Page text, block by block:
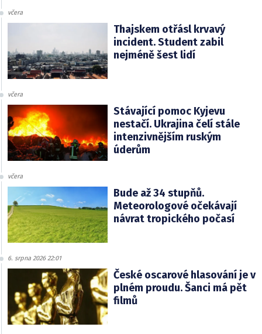
včera
Thajskem otřásl krvavý
incident. Student zabil
nejméně šest lidí
včera
Stávající pomoc Kyjevu
nestačí. Ukrajina čelí stále
intenzivnějším ruským
úderům
včera
Bude až 34 stupňů.
Meteorologové očekávají
návrat tropického počasí
6. srpna 2026 22:01
České oscarové hlasování je v
plném proudu. Šanci má pět
filmů